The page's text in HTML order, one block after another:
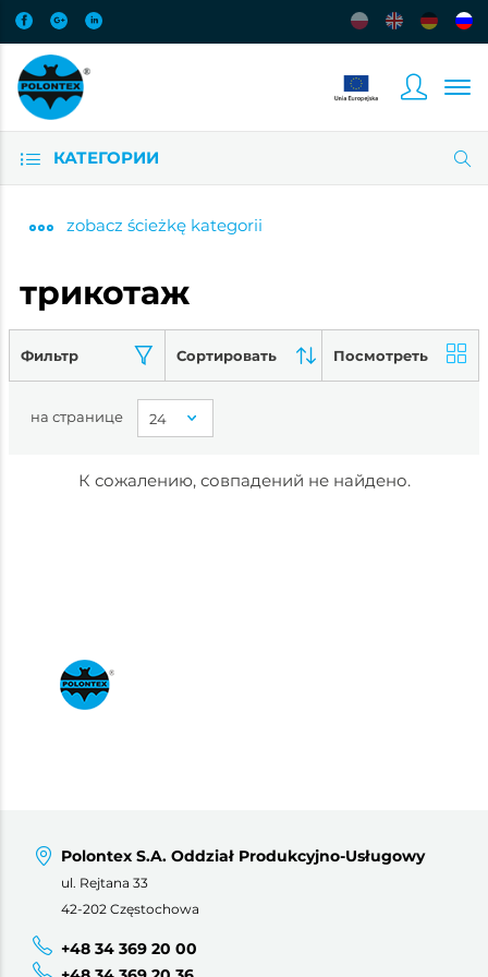
КАТЕГОРИИ
zobacz ścieżkę kategorii
трикотаж
Фильтр Сортировать Посмотреть
на странице
К сожалению, совпадений не найдено.
Polontex S.A. Oddział Produkcyjno-Usługowy
ul. Rejtana 33
42-202 Częstochowa
+48 34 369 20 00